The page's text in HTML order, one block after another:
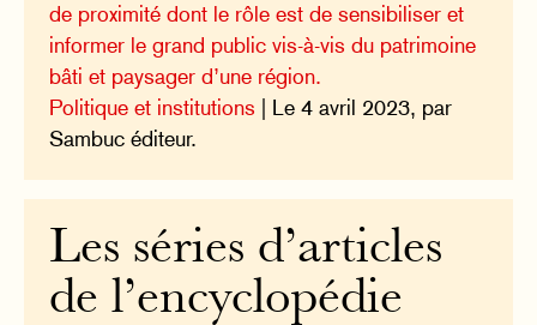
de proximité dont le rôle est de sensibiliser et
informer le grand public vis-à-vis du patrimoine
bâti et paysager d’une région.
Politique et institutions | Le 4 avril 2023, par
Sambuc éditeur.
Les séries d’articles
de l’encyclopédie